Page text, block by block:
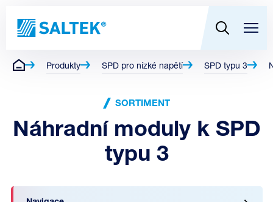
Produkty SPD pro nízké napětí SPD typu 3
SORTIMENT
Náhradní moduly k SPD
typu 3